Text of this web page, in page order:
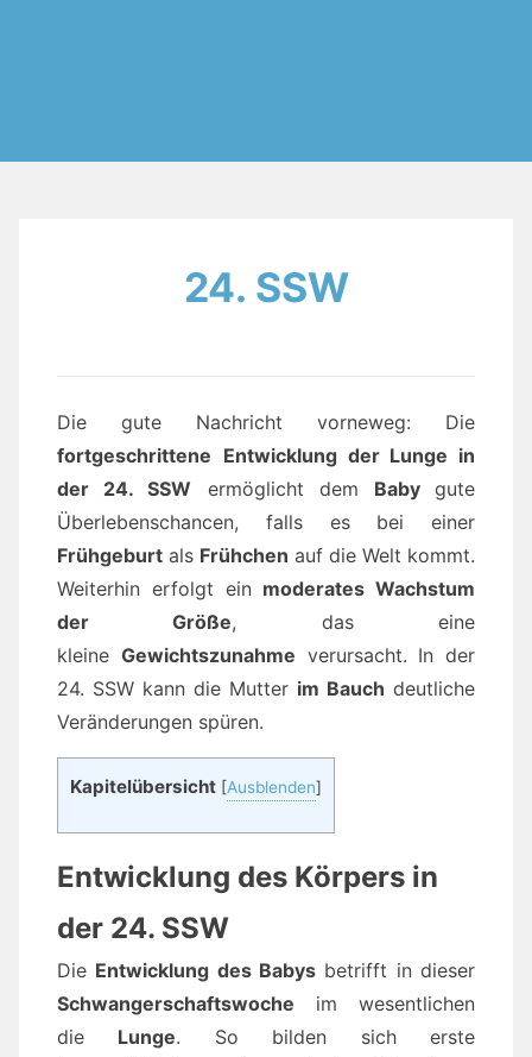
24. SSW
Die gute Nachricht vorneweg: Die
fortgeschrittene Entwicklung der Lunge in
der 24. SSW ermöglicht dem Babygute
Überlebenschancen, falls es bei einer
Frühgeburt als Frühchen auf die Welt kommt.
Weiterhin erfolgt ein moderates Wachstum
der Größe, das eine
kleine Gewichtszunahme verursacht. In der
24. SSW kann die Mutter im Bauch deutliche
Veränderungen spüren.
Kapitelübersicht [Ausblenden]
Entwicklung des Körpers in
der 24. SSW
Die Entwicklung des Babys betrifft in dieser
Schwangerschaftswoche im wesentlichen
die Lunge. So bilden sich erste